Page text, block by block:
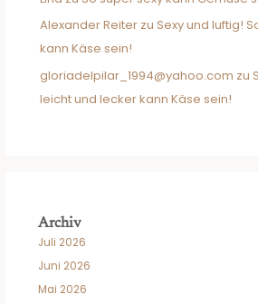
Alexander Reiter zu Sexy und luftig!
kann Käse sein!
gloriadelpilar_1994@yahoo.com zu
leicht und lecker kann Käse sein!
Archiv
Juli 2026
Juni 2026
Mai 2026